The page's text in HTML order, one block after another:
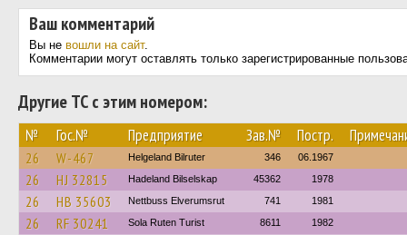
Ваш комментарий
Вы не вошли на сайт.
Комментарии могут оставлять только зарегистрированные
Другие ТС с этим номером:
№ Гос.№ Предприятие Зав.№ Постр.
26 W-467 Helgeland Bilruter 346 06.1967
26 HJ 32815 Hadeland Bilselskap 45362 1978
26 HB 35603 Nettbuss Elverumsrut 741 1981
26 RF 30241 Sola Ruten Turist 8611 1982